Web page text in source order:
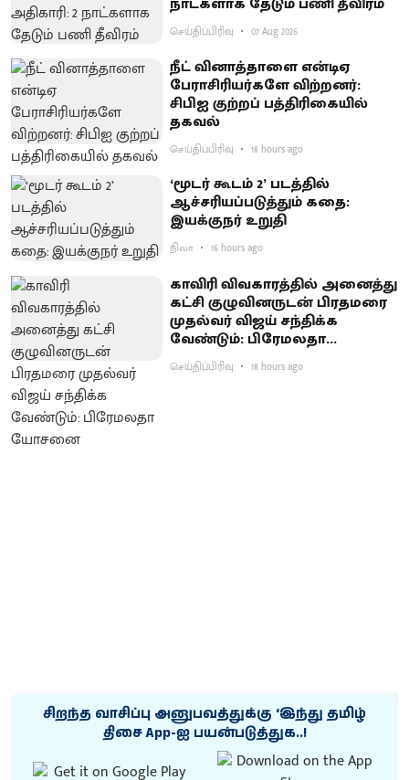
செய்திப்பிரிவு 07 Aug 2026
நீட் வினாத்தாளை என்டிஏ
பேராசிரியர்களே விற்றனர்:
சிபிஐ குற்றப் பத்திரிகையில்
தகவல்
செய்திப்பிரிவு 18 hours ago
‘மூடர் கூடம் 2’ படத்தில்
ஆச்சரியப்படுத்​தும் கதை:
இயக்குநர் உறுதி
நிலா 16 hours ago
காவிரி விவகாரத்தில் அனைத்து
கட்சி குழுவினருடன் பிரதமரை
முதல்வர் விஜய் சந்திக்க
வேண்டும்: பிரேமலதா
யோசனை
செய்திப்பிரிவு 18 hours ago
சிறந்த வாசிப்பு அனுபவத்துக்கு ‘இந்து தமிழ்
திசை App-ஐ பயன்படுத்துக..!